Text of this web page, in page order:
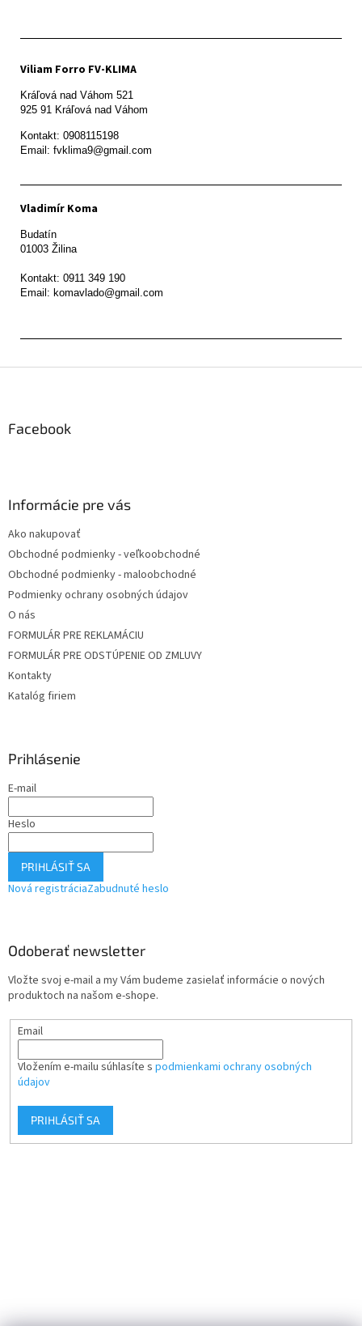
Viliam Forro FV-KLIMA
Kráľová nad Váhom 521
Kontakt: 0908115198
Email: fvklima9@gmail.com
Vladimír Koma
Budatín
01003 Žilina
Kontakt: 0911 349 190
Facebook
Informácie pre vás
Ako nakupovať
Obchodné podmienky - veľkoobchodné
Obchodné podmienky - maloobchodné
Podmienky ochrany osobných údajov
O nás
FORMULÁR PRE REKLAMÁCIU
FORMULÁR PRE ODSTÚPENIE OD ZMLUVY
Kontakty
Katalóg firiem
Prihlásenie
E-mail
Heslo
PRIHLÁSIŤ SA
Nová registráciaZabudnuté heslo
Odoberať newsletter
Vložte svoj e-mail a my Vám budeme zasielať informácie o nových
produktoch na našom e-shope.
Email
Vložením e-mailu súhlasíte s podmienkami ochrany osobných
údajov
PRIHLÁSIŤ SA